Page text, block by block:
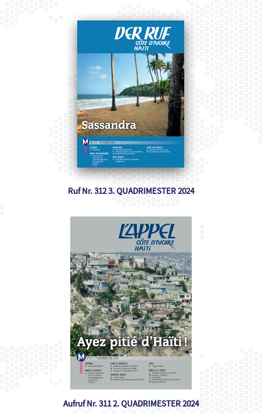
Ruf Nr. 312 3. QUADRIMESTER 2024
Aufruf Nr. 311 2. QUADRIMESTER 2024